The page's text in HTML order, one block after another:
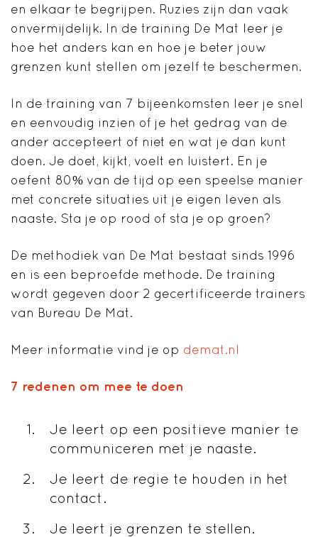
en elkaar te begrijpen. Ruzies zijn dan vaak
onvermijdelijk. In de training De Mat leer je
hoe het anders kan en hoe je beter jouw
grenzen kunt stellen om jezelf te beschermen.
In de training van 7 bijeenkomsten leer je snel
en eenvoudig inzien of je het gedrag van de
ander accepteert of niet en wat je dan kunt
doen. Je doet, kijkt, voelt en luistert. En je
oefent 80% van de tijd op een speelse manier
met concrete situaties uit je eigen leven als
naaste. Sta je op rood of sta je op groen?
De methodiek van De Mat bestaat sinds 1996
en is een beproefde methode. De training
wordt gegeven door 2 gecertificeerde trainers
van Bureau De Mat.
Meer informatie vind je op demat.nl
7 redenen om mee te doen
Je leert op een positieve manier te
communiceren met je naaste.
Je leert de regie te houden in het
contact.
Je leert je grenzen te stellen.